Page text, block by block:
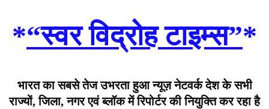
*“स्वर विद्रोह टाइम्स”*
भारत का सबसे तेज उभरता हुआ न्यूज़ नेटवर्क देश के सभी
राज्यों, जिला, नगर एवं ब्लॉक में रिपोर्टर की नियुक्ति कर रहा है